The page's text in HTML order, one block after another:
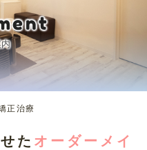
正治療
た オーダーメイ